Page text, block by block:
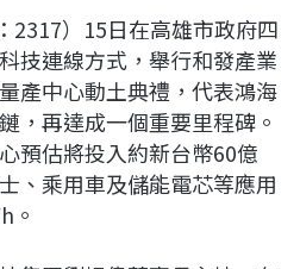
p
y
L
n
k
2317）15日在高雄市政府四
技連線方式，舉行和發產業
產中心動土典禮，代表鴻海
，再達成一個重要里程碑。
預估將投入約新台幣60億
、乘用車及儲能電芯等應用
。